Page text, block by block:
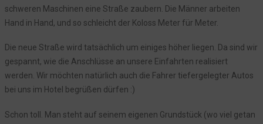
schweren Maschinen eine Straße zaubern. Die Männer arbeiten
Hand in Hand, und so schleicht der Koloss Meter für Meter.
Die neue Straße wird tatsächlich um einiges höher liegen. Da sind wir
gespannt, wie die Anschlüsse an unsere Einfahrten realisiert
werden. Wir möchten natürlich auch die Fahrer tiefergelegter Autos
bei uns im Hotel begrüßen dürfen :)
Schon toll. Man steht auf seinem eigenen Grundstück (wo viel getan